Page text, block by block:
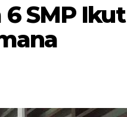
6 SMP